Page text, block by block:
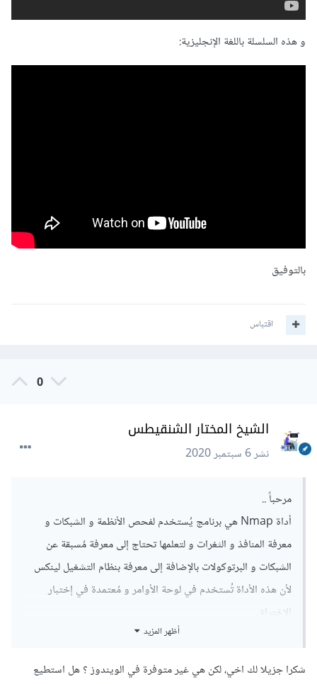
و هذه السلسلة باللغة الإنجليزية:
بالتوفيق
اقتباس
0
الشيخ المختار الشنقيطس
نشر6 سبتمبر 2020
مرحباً ..
أداة Nmap هي برنامج يُستخدم لفحص الأنظمة و الشبكات و
معرفة المنافذ و الثغرات و لتعلمها تحتاج إلى معرفة مُسبقة عن
الشبكات و البرتوكولات بالإضافة إلى معرفة بنظام التشغيل لينكس
لأن هذه الأداة تُستخدم في لوحة الأوامر و مُعتمدة في إختبار
الإختراق.
العربية:
أظهر المزيد
شكرا جزيلا لك اخي، لكن هي غير متوفرة في الويندوز ؟ هل استطيع